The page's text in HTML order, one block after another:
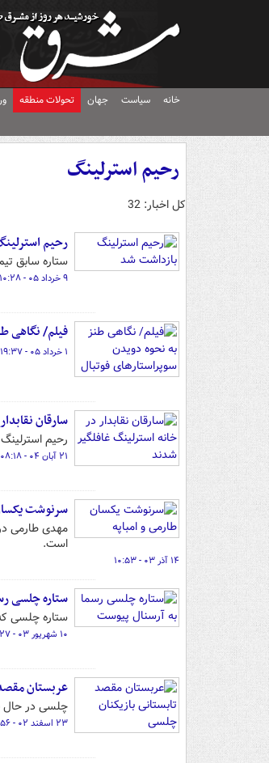
خانه سیاست جهان تحولات منطقه
رحیم استرلینگ
کل اخبار: 32
رحیم
ستاره سابق
۹ خرداد ۰۵ - ۱۰:۲۸
فیلم/ نگاهی
۱ خرداد ۰۵ - ۱۹:۳۷
سارقان
رحیم
۲۱ آبان ۰۴ - ۰۸:۱۸
سرنوشت
مهدی طارمی
است.
۱۴ آذر ۰۳ - ۱۰:۵۳
ستاره چلسی
ستاره چلسی
۱۰ شهریور ۰۳ - ۱۰:۲۷
عربستان
چلسی در حال
۲۳ اسفند ۰۲ - ۱۴:۵۶